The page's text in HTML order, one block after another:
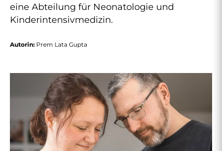
eine Abteilung für Neonatologie und
Kinderintensivmedizin.
Autorin: Prem Lata Gupta